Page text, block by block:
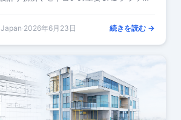
2026年6月23日 続きを読む →